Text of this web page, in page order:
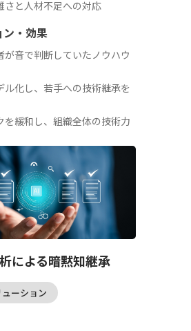
さと人材不足への対応
ン・効果
が音で判断していたノウハウ
ル化し、若手への技術継承を
を緩和し、組織全体の技術力
による暗黙知継承
ーション